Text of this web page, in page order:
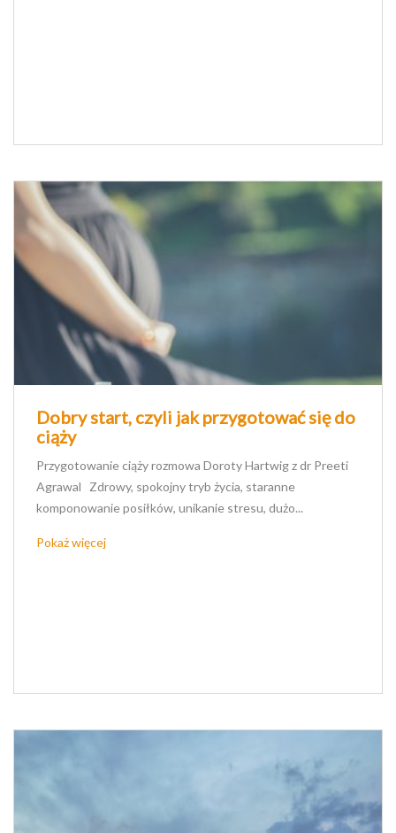
Dobry start, czyli jak przygotować się do
ciąży
Przygotowanie ciąży rozmowa Doroty Hartwig z dr Preeti
Agrawal Zdrowy, spokojny tryb życia, staranne
komponowanie posiłków, unikanie stresu, dużo...
Pokaż więcej